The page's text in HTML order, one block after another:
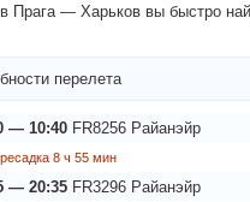
— Харьков вы быстро
перелета
— 10:40 FR8256 Райанэйр
8 ч 55 мин
— 20:35 FR3296 Райанэйр